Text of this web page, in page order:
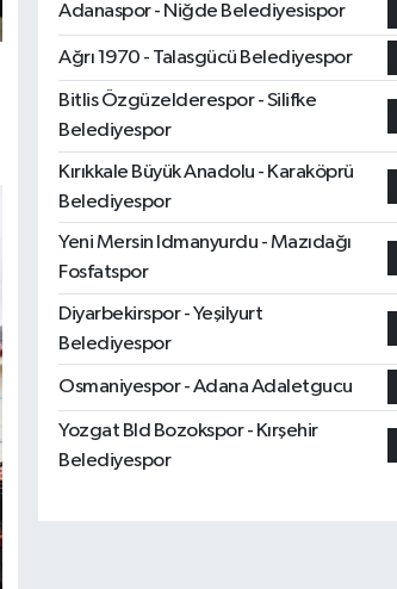
Adanaspor - Niğde Belediyesispor
Ağrı 1970 - Talasgücü Belediyespor
Bitlis Özgüzelderespor - Silifke
Belediyespor
Kırıkkale Büyük Anadolu - Karaköprü
Belediyespor
Yeni Mersin Idmanyurdu - Mazıdağı
Fosfatspor
Diyarbekirspor - Yeşilyurt
Belediyespor
Osmaniyespor - Adana Adaletgucu
Yozgat Bld Bozokspor - Kırşehir
Belediyespor